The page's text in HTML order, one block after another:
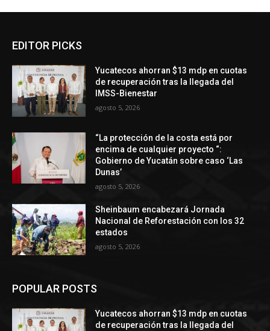
EDITOR PICKS
Yucatecos ahorran $13 mdp en cuotas
de recuperación tras la llegada del
IMSS-Bienestar
agosto 5, 2026
“La protección de la costa está por
encima de cualquier proyecto “:
Gobierno de Yucatán sobre caso ‘Las
Dunas’
agosto 5, 2026
Sheinbaum encabezará Jornada
Nacional de Reforestación con los 32
estados
agosto 5, 2026
POPULAR POSTS
Yucatecos ahorran $13 mdp en cuotas
de recuperación tras la llegada del